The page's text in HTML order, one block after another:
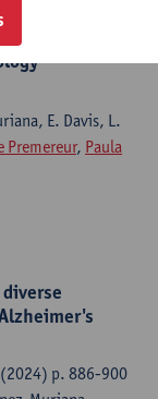
display
to
E. Davis, L.
Premereur, Paula
p. 886-900